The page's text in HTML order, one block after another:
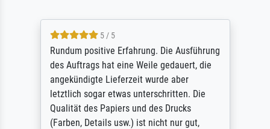
5 / 5
Rundum positive Erfahrung. Die Ausführung
des Auftrags hat eine Weile gedauert, die
angekündigte Lieferzeit wurde aber
letztlich sogar etwas unterschritten. Die
Qualität des Papiers und des Drucks
(Farben, Details usw.) ist nicht nur gut,